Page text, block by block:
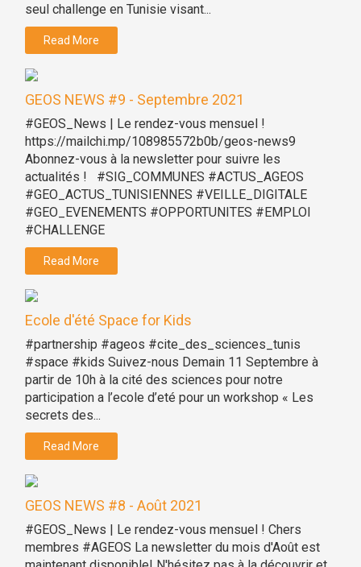
seul challenge en Tunisie visant...
Read More
GEOS NEWS #9 - Septembre 2021
#GEOS_News | Le rendez-vous mensuel !
https://mailchi.mp/108985572b0b/geos-news9
Abonnez-vous à la newsletter pour suivre les
actualités ! #SIG_COMMUNES #ACTUS_AGEOS
#GEO_ACTUS_TUNISIENNES #VEILLE_DIGITALE
#GEO_EVENEMENTS #OPPORTUNITES #EMPLOI
#CHALLENGE
Read More
Ecole d'été Space for Kids
#partnership #ageos #cite_des_sciences_tunis
#space #kids Suivez-nous Demain 11 Septembre à
partir de 10h à la cité des sciences pour notre
participation a l’ecole d’eté pour un workshop « Les
secrets des...
Read More
GEOS NEWS #8 - Août 2021
#GEOS_News | Le rendez-vous mensuel ! Chers
membres #AGEOS La newsletter du mois d'Août est